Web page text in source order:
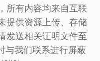
所有内容均来自互联
提供资源上传、存储
发送相关证明文件至
与我们联系进行屏蔽